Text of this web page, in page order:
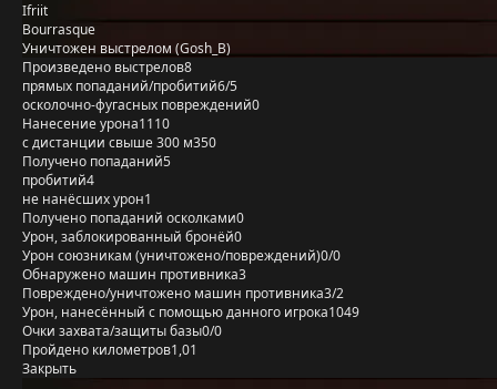
Ifriit
Bourrasque
Уничтожен выстрелом (Gosh_B)
Произведено выстрелов8
прямых попаданий/пробитий6/5
осколочно-фугасных повреждений0
Нанесение урона1110
с дистанции свыше 300 м350
Получено попаданий5
пробитий4
не нанёсших урон1
Получено попаданий осколками0
Урон, заблокированный бронёй0
Урон союзникам (уничтожено/повреждений)0/0
Обнаружено машин противника3
Повреждено/уничтожено машин противника3/2
Урон, нанесённый с помощью данного игрока1049
Очки захвата/защиты базы0/0
Пройдено километров1,01
Закрыть